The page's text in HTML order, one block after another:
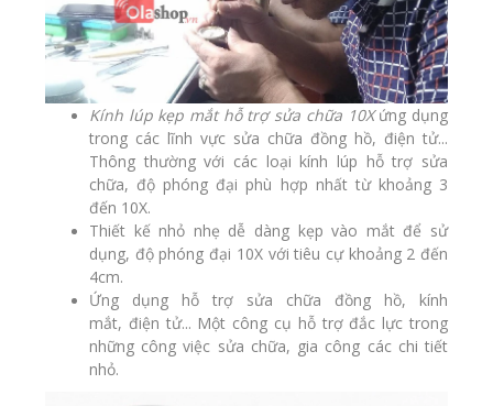
Kính lúp kẹp mắt hỗ trợ sửa chữa 10Xứng dụng
trong các lĩnh vực sửa chữa đồng hồ, điện tử...
Thông thường với các loại kính lúp hỗ trợ sửa
chữa, độ phóng đại phù hợp nhất từ khoảng 3
đến 10X.
Thiết kế nhỏ nhẹ dễ dàng kẹp vào mắt để sử
dụng, độ phóng đại 10X với tiêu cự khoảng 2 đến
4cm.
Ứng dụng hỗ trợ sửa chữa đồng hồ, kính
mắt, điện tử... Một công cụ hỗ trợ đắc lực trong
những công việc sửa chữa, gia công các chi tiết
nhỏ.